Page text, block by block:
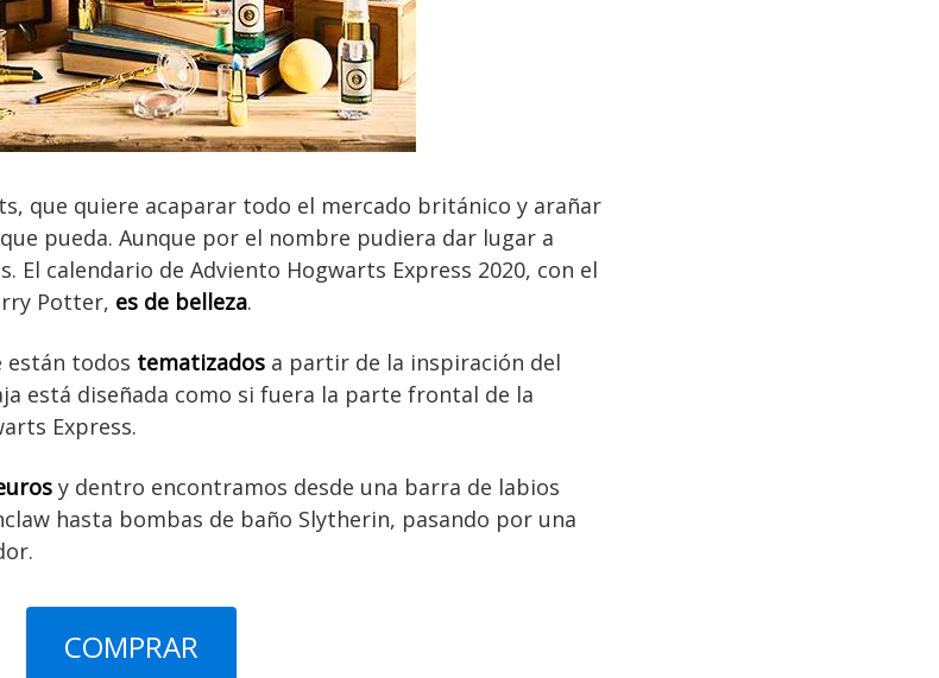
que quiere acaparar todo el mercado británico y arañar
pueda. Aunque por el nombre pudiera dar lugar a
El calendario de Adviento Hogwarts Express 2020, con el
Potter, es de belleza.
están todos tematizados a partir de la inspiración del
está diseñada como si fuera la parte frontal de la
Express.
y dentro encontramos desde una barra de labios
hasta bombas de baño Slytherin, pasando por una
COMPRAR